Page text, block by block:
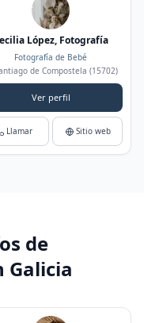
López, Fotografía
Fotografía de Bebé
de Compostela (15702)
Ver perfil
Llamar Sitio web
de
Galicia